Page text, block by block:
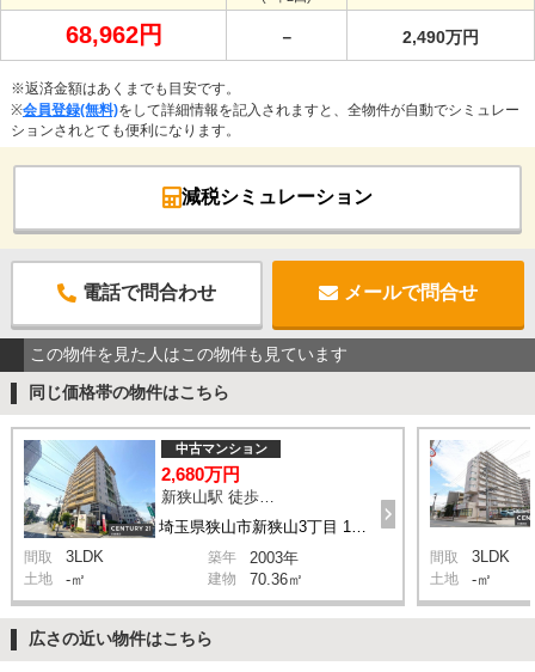
68,962円 － 2,490万円
※返済金額はあくまでも目安です。
※会員登録(無料)をして詳細情報を記入されますと、全物件が自動でシミュレー
ションされとても便利になります。
減税シミュレーション
電話で問合わせ メールで問合せ
この物件を見た人はこの物件も見ています
同じ価格帯の物件はこちら
中古マンション
2,680万円
間取 3LDK 築年 2003年
土地 -㎡ 建物 70.36㎡
間取 3LDK
土地 -㎡
広さの近い物件はこちら